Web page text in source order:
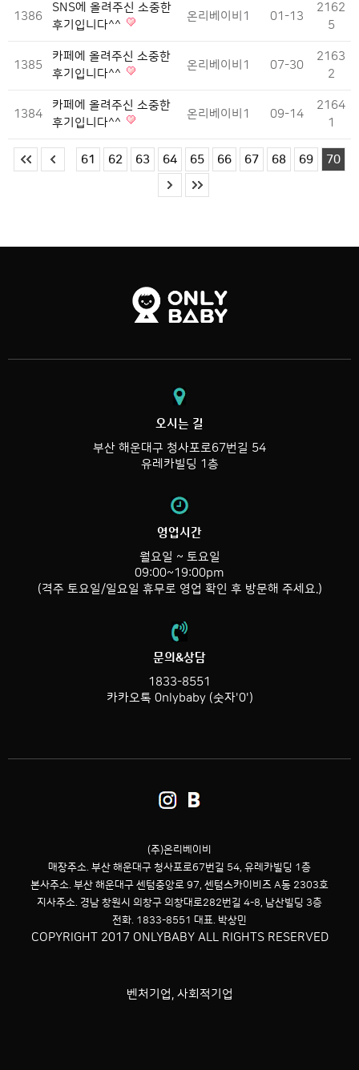
1386
SNS에 올려주신 소중한
후기입니다^^
온리베이비1 01-13
2162
5
1385
카페에 올려주신 소중한
후기입니다^^
온리베이비1 07-30
2163
2
1384
카페에 올려주신 소중한
후기입니다^^
온리베이비1 09-14
2164
1
61 62 63 64 65 66 67 68 69 70
오시는 길
부산 해운대구 청사포로67번길 54
유레카빌딩 1층
영업시간
월요일 ~ 토요일
09:00~19:00pm
(격주 토요일/일요일 휴무로 영업 확인 후 방문해 주세요.)
문의&상담
1833-8551
카카오톡 0nlybaby (숫자'0')
(주)온리베이비
매장주소. 부산 해운대구 청사포로67번길 54, 유레카빌딩 1층
본사주소. 부산 해운대구 센텀중앙로 97, 센텀스카이비즈 A동 2303호
지사주소. 경남 창원시 의창구 의창대로282번길 4-8, 남산빌딩 3층
전화. 1833-8551 대표. 박상민
COPYRIGHT 2017 ONLYBABY ALL RIGHTS RESERVED
벤처기업, 사회적기업